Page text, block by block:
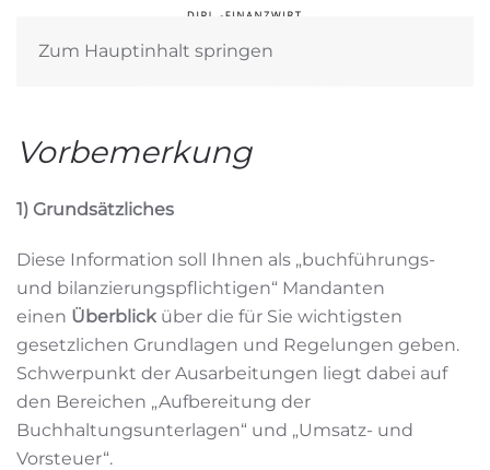
Zum Hauptinhalt springen
Vorbemerkung
1) Grundsätzliches
Diese Information soll Ihnen als „buchführungs-
und bilanzierungspflichtigen“ Mandanten
einen Überblick über die für Sie wichtigsten
gesetzlichen Grundlagen und Regelungen geben.
Schwerpunkt der Ausarbeitungen liegt dabei auf
den Bereichen „Aufbereitung der
Buchhaltungsunterlagen“ und „Umsatz- und
Vorsteuer“.